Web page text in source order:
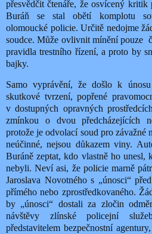
přesvědčit čtenáře, že osvícený
Buráň se stal obětí komplotu
olomoucké policie. Určitě nedojme
soudce. Může ovlivnit mínění pouze
pravidla trestního řízení, a proto by
bajky.
Samo vyprávění, že došlo k
skutkové tvrzení, popřené
v dostupných opravných
zmínkou o dvou předcházejících
protože je odvolací soud pro závažné
neúčinné, nejsou důkazem viny.
Buráně zeptat, kdo vlastně ho unesl,
nebyli. Neví asi, že policie marně
Jaroslava Novotného s „únosci“
přímého nebo zprostředkovaného.
by „únosci“ dostali za zločin
návštěvy zlínské policejní
představitelem bezpečnostní